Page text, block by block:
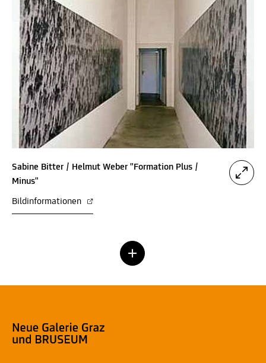
Sabine Bitter / Helmut Weber "Formation Plus /
Minus"
Bildinformationen